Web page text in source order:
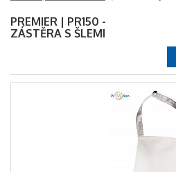
PREMIER | PR150 -
ZÁSTĚRA S ŠLEMI